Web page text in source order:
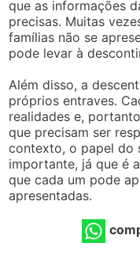
que as informações
precisas. Muitas
famílias não se
pode levar à
Além disso, a
próprios entraves.
realidades e,
que precisam ser
contexto, o papel do
importante, já que é
que cada um pode
apresentadas.